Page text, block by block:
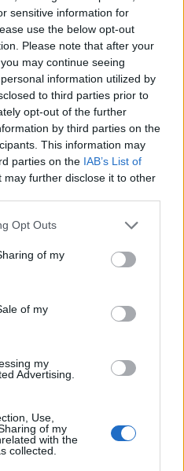
sensitive information for
use the below opt-out
Please note that after your
may continue seeing
information utilized by
to third parties prior to
opt-out of the further
by third parties on the
This information may
parties on the IAB’s List of
may further disclose it to other
Opt Outs
of my
of my
my
Advertising.
Use,
of my
with the
collected.
Τι αλλάζει στις
αυξήσεις στο
πλήττει τις